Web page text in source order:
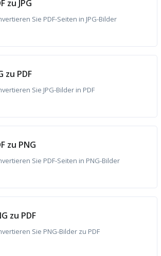
zu JPG
Sie PDF-Seiten in JPG-Bilder
zu PDF
Sie JPG-Bilder in PDF
zu PNG
Sie PDF-Seiten in PNG-Bilder
zu PDF
Sie PNG-Bilder zu PDF